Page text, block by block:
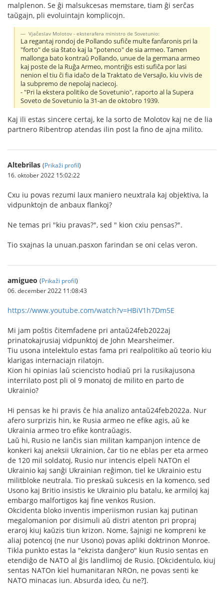
malplenon. Se ĝi malsukcesas memstare, tiam ĝi serĉas
taŭgajn, pli evoluintajn komplicojn.
Vjaĉeslav Molotov - eksterafera ministro de Sovetunio:
La regantaj rondoj de Pollando sufiĉe multe fanfaronis pri la
"forto" de sia ŝtato kaj la "potenco" de sia armeo. Tamen
mallonga bato kontraŭ Pollando, unue de la germana armeo
kaj poste de la Ruĝa Armeo, montriĝis esti sufiĉa por lasi
nenion el tiu ĉi fia idaĉo de la Traktato de Versajlo, kiu vivis de
la subpremo de nepolaj naciecoj.
- "Pri la ekstera politiko de Sovetunio", raporto al la Supera
Soveto de Sovetunio la 31-an de oktobro 1939.
Kaj ili estas sincere certaj, ke la sorto de Molotov kaj ne de lia
partnero Ribentrop atendas ilin post la fino de ajna milito.
Altebrilas (Prikaži profil)
16. oktober 2022 15:02:22
Cxu iu povas rezumi laux maniero neuxtrala kaj objektiva, la
vidpunktojn de anbaux flankoj?
Ne temas pri "kiu pravas?", sed " kion cxiu pensas?".
Tio sxajnas la unuan.pasxon farindan se oni celas veron.
amigueo (Prikaži profil)
06. december 2022 11:08:43
https://www.youtube.com/watch?v=HBiV1h7Dm5E
Mi jam poŝtis ĉitemfadene pri antaŭ24feb2022aj
prinatokajrusiaj vidpunktoj de John Mearsheimer.
Tiu usona intelektulo estas fama pri realpolitiko aŭ teorio kiu
klarigas internaciajn rilatojn.
Kion hi opinias laŭ sciencisto hodiaŭ pri la rusikajusona
interrilato post pli ol 9 monatoj de milito en parto de
Ukrainio?
Hi pensas ke hi pravis ĉe hia analizo antaŭ24feb2022a. Nur
afero surprizis hin, ke Rusia armeo ne efike agis, aŭ ke
Ukrainia armeo tro efike kontraŭagis.
Laŭ hi, Rusio ne lanĉis sian militan kampanjon intence de
konkeri kaj aneksii Ukrainion, ĉar tio ne eblas per eta armeo
de 120 mil soldatoj, Rusio nur intencis elpeli NATOn el
Ukrainio kaj sanĝi Ukrainian reĝimon, tiel ke Ukrainio estu
militbloke neutrala. Tio preskaŭ sukcesis en la komenco, sed
Usono kaj Britio insistis ke Ukrainio plu batalu, ke armiloj kaj
embargo malfortigos kaj fine venkos Rusion.
Okcidenta bloko inventis imperiismon rusian kaj putinan
megalomanion por disimuli aŭ distri atenton pri propraj
eraroj kiuj kaŭzis tiun krizon. Nome, ŝajnigi ne kompreni ke
aliaj potencoj (ne nur Usono) povas apliki doktrinon Monroe.
Tikla punkto estas la "ekzista danĝero" kiun Rusio sentas en
etendiĝo de NATO al ĝis landlimoj de Rusio. [Okcidentulo, kiuj
sentas NATOn kiel humanitaran NROn, ne povas senti ke
NATO minacas iun. Absurda ideo, ĉu ne?].